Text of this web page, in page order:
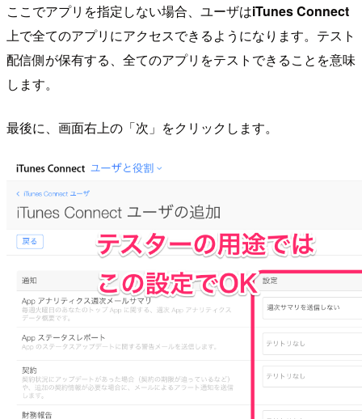
ここでアプリを指定しない場合、ユーザはiTunes Connect
上で全てのアプリにアクセスできるようになります。テスト
配信側が保有する、全てのアプリをテストできることを意味
します。
最後に、画面右上の「次」をクリックします。